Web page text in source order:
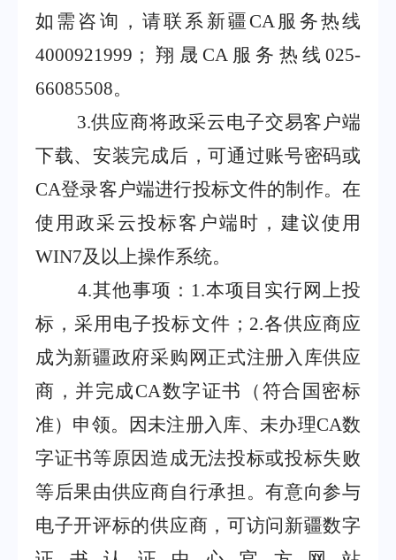
如需咨询，请联系新疆CA 服务热线
4000921999 ；翔晟 CA服务热线 025-
66085508。
3.供应商将政采云电子交易客户端
下载、安装完成后，可通过账号密码或
CA登录客户端进行投标文件的制作。在
使用政采云投标客户端时，建议使用
WIN7及以上操作系统。
4.其他事项： 1.本项目实行网上投
标，采用电子投标文件； 2.各供应商应
成为新疆政府采购网正式注册入库供应
商，并完成CA数字证书（符合国密标
准）申领。因未注册入库、未办理CA数
字证书等原因造成无法投标或投标失败
等后果由供应商自行承担。有意向参与
电子开评标的供应商，可访问新疆数字